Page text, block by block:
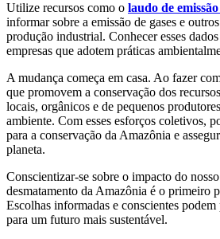
Utilize recursos como o laudo de
informar sobre a emissão de gases e
produção industrial. Conhecer esses
empresas que adotem práticas
A mudança começa em casa. Ao fazer
que promovem a conservação dos
locais, orgânicos e de pequenos
ambiente. Com esses esforços coletivos,
para a conservação da Amazônia e
planeta.
Conscientizar-se sobre o impacto do
desmatamento da Amazônia é o primeiro
Escolhas informadas e conscientes
para um futuro mais sustentável.